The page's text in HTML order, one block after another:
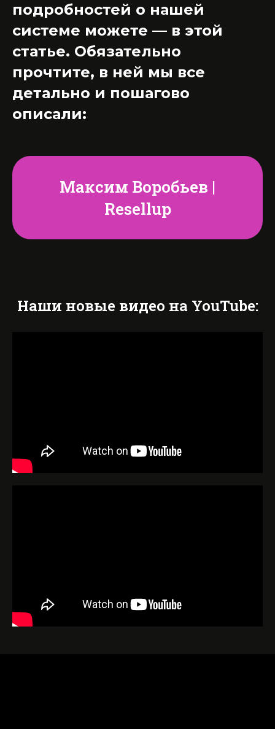
подробностей о нашей
системе можете — в этой
статье. Обязательно
прочтите, в ней мы все
детально и пошагово
описали:
Максим Воробьев |
Resellup
Наши новые видео на YouTube: